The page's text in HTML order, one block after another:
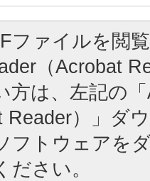
ファイルを閲
（Acrobat
方は、左記の
Reader）」ダ
フトウェアを
さい。